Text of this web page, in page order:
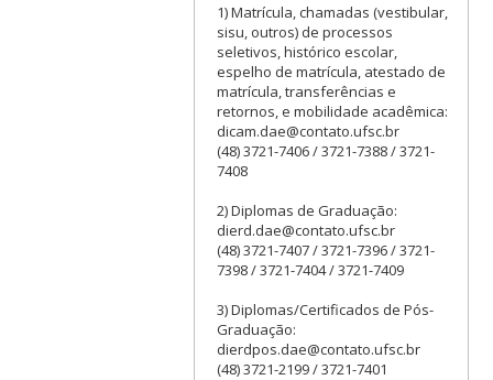
1) Matrícula, chamadas (vestibular,
sisu, outros) de processos
seletivos, histórico escolar,
espelho de matrícula, atestado de
matrícula, transferências e
retornos, e mobilidade acadêmica:
dicam.dae@contato.ufsc.br
(48) 3721-7406 / 3721-7388 / 3721-
7408
2) Diplomas de Graduação:
dierd.dae@contato.ufsc.br
(48) 3721-7407 / 3721-7396 / 3721-
7398 / 3721-7404 / 3721-7409
3) Diplomas/Certificados de Pós-
Graduação:
dierdpos.dae@contato.ufsc.br
(48) 3721-2199 / 3721-7401